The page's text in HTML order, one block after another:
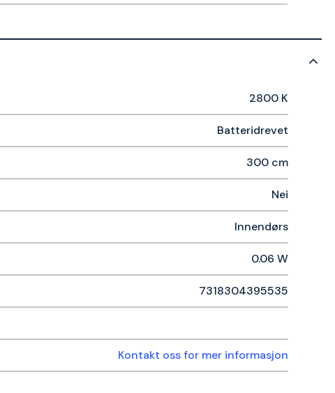
2800 K
Batteridrevet
300 cm
Nei
Innendørs
0.06 W
7318304395535
Kontakt oss for mer informasjon